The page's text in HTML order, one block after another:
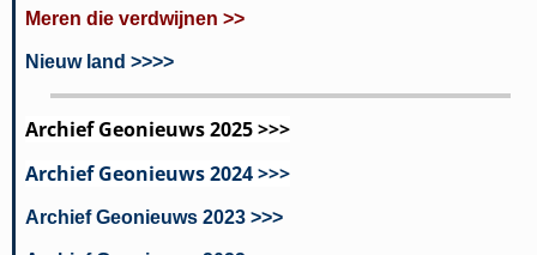
Meren die verdwijnen >>
Nieuw land >>>>
Archief Geonieuws 2025 >>>
Archief Geonieuws 2024 >>>
Archief Geonieuws 2023 >>>